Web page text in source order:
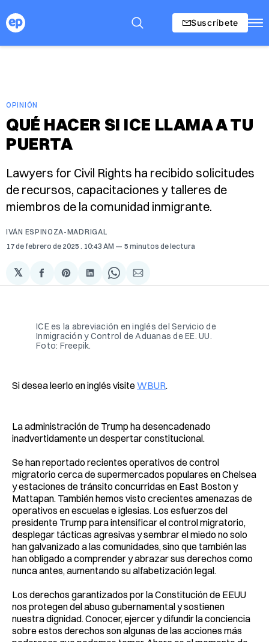
Suscríbete
OPINIÓN
QUÉ HACER SI ICE LLAMA A TU
PUERTA
Lawyers for Civil Rights ha recibido solicitudes
de recursos, capacitaciones y talleres de
miembros de la comunidad inmigrante.
IVÁN ESPINOZA-MADRIGAL
17 de febrero de 2025 . 10:43 AM 5 minutos de lectura
𝕏
Compartir
en
Share
on
Compartir
en
Share
on
Compartir
via
ICE es la abreviación en inglés del Servicio de
Inmigración y Control de Aduanas de EE. UU.
Foto: Freepik.
Si desea leerlo en inglés visiteWBUR.
La administración de Trump ha desencadenado
inadvertidamente un despertar constitucional.
Se han reportado recientes operativos de control
migratorio cerca de supermercados populares en Chelsea
y estaciones de tránsito concurridas en East Boston y
Mattapan. También hemos visto crecientes amenazas de
operativos en escuelas e iglesias. Los esfuerzos del
presidente Trump para intensificar el control migratorio,
desplegar tácticas agresivas y sembrar el miedo no solo
han galvanizado a las comunidades, sino que también las
han obligado a comprender y abrazar sus derechos como
nunca antes, aumentando su alfabetización legal.
Los derechos garantizados por la Constitución de EEUU
nos protegen del abuso gubernamental y sostienen
nuestra dignidad. Conocer, ejercer y difundir la conciencia
sobre estos derechos son algunas de las acciones más